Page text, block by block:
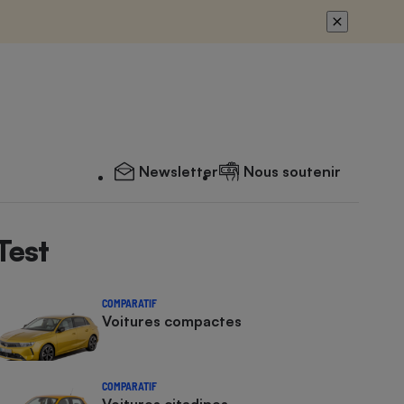
Newsletter Nous soutenir
COMPARATIF
Voitures compactes
COMPARATIF